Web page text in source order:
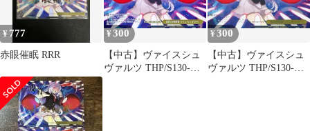
¥ 777
赤眼催眠 RRR
¥300
【中古】ヴァイスシュ
ヴァルツ THP/S130-
¥300
【中古】ヴァイスシュ
ヴァルツ THP/S130-